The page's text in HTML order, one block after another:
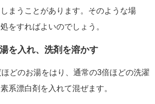
まうことがあります。そのような場
をすればよいのでしょう。
を入れ、洗剤を溶かす
どのお湯をはり、通常の3倍ほどの洗濯
系漂白剤を入れて混ぜます。